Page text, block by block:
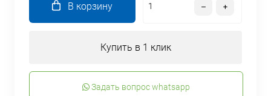
В корзину
Купить в 1 клик
Задать вопрос whatsapp